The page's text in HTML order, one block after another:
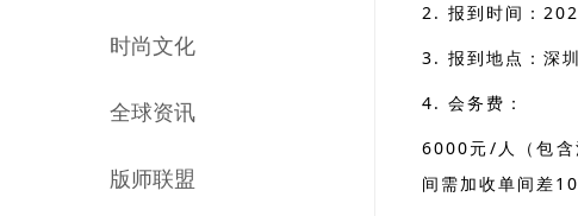
时尚文化
全球资讯
版师联盟
2. 报到时间：
3. 报到地点：深
4. 会务费：
6000元/人（包含
间需加收单间差